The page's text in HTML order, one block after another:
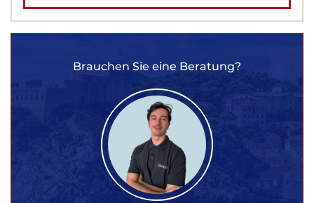
Brauchen Sie eine Beratung?